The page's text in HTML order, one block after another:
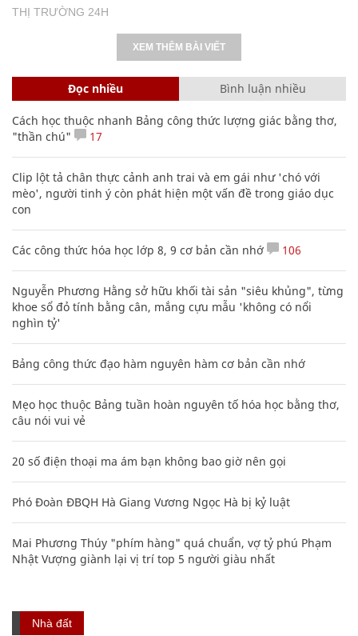
THỊ TRƯỜNG 24H
XEM THÊM BÀI VIẾT
Đọc nhiều Bình luận nhiều
Cách học thuộc nhanh Bảng công thức lượng giác bằng thơ,
"thần chú"
17
Clip lột tả chân thực cảnh anh trai và em gái như 'chó với
mèo', người tinh ý còn phát hiện một vấn đề trong giáo dục
con
Các công thức hóa học lớp 8, 9 cơ bản cần nhớ 106
Nguyễn Phương Hằng sở hữu khối tài sản "siêu khủng", từng
khoe sổ đỏ tính bằng cân, mắng cựu mẫu 'không có nổi
nghìn tỷ'
Bảng công thức đạo hàm nguyên hàm cơ bản cần nhớ
Mẹo học thuộc Bảng tuần hoàn nguyên tố hóa học bằng thơ,
câu nói vui vẻ
20 số điện thoại ma ám bạn không bao giờ nên gọi
Phó Đoàn ĐBQH Hà Giang Vương Ngọc Hà bị kỷ luật
Mai Phương Thúy "phím hàng" quá chuẩn, vợ tỷ phú Phạm
Nhật Vượng giành lại vị trí top 5 người giàu nhất
Nhà đất